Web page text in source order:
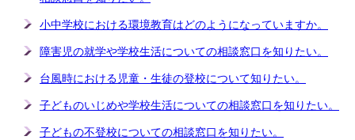
小中学校における環境教育はどのようになっていますか。
障害児の就学や学校生活についての相談窓口を知りたい。
台風時における児童・生徒の登校について知りたい。
子どものいじめや学校生活についての相談窓口を知りたい。
子どもの不登校についての相談窓口を知りたい。